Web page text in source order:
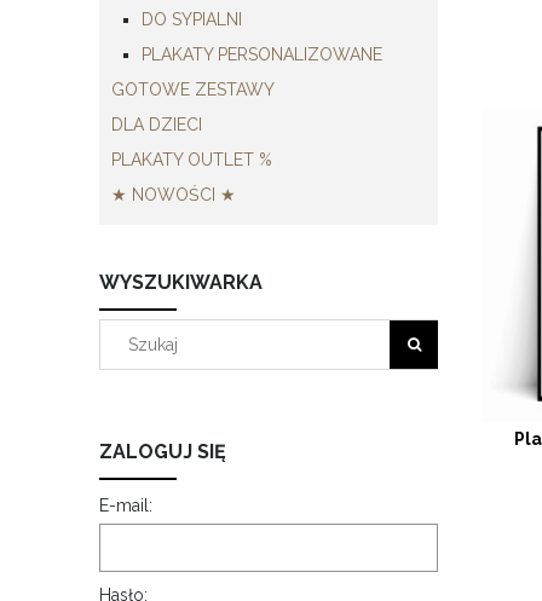
DO SYPIALNI
PLAKATY PERSONALIZOWANE
GOTOWE ZESTAWY
DLA DZIECI
PLAKATY OUTLET %
★ NOWOŚCI ★
WYSZUKIWARKA
ZALOGUJ SIĘ
E-mail:
Hasło: